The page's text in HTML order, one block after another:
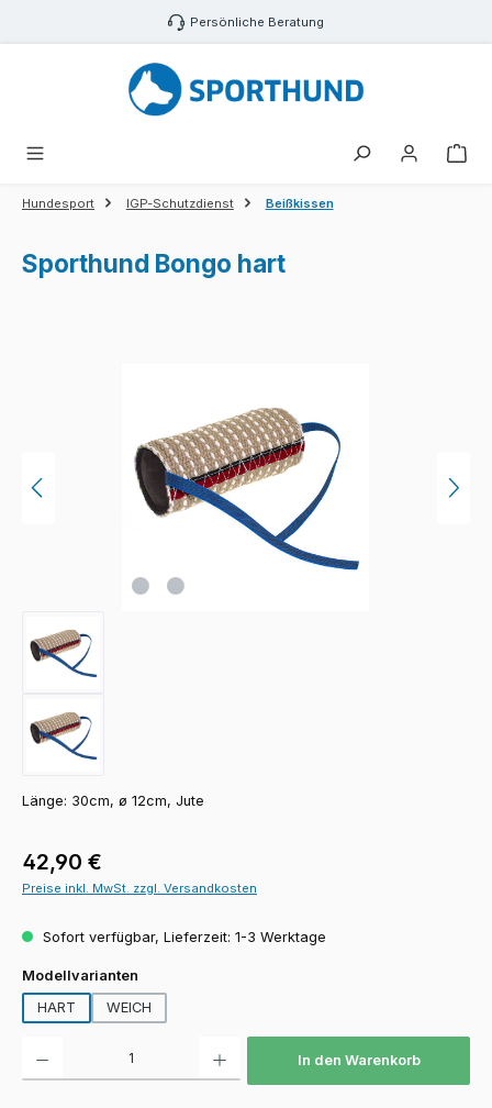
Zum Hauptinhalt springen Persönliche Beratung
Hundesport IGP-Schutzdienst Beißkissen
Sporthund Bongo hart
Länge: 30cm, ø 12cm, Jute
Regulärer Preis:
42,90 €
Preise inkl. MwSt. zzgl. Versandkosten
Sofort verfügbar, Lieferzeit: 1-3 Werktage
Modellvarianten
HART
WEICH
In den Warenkorb